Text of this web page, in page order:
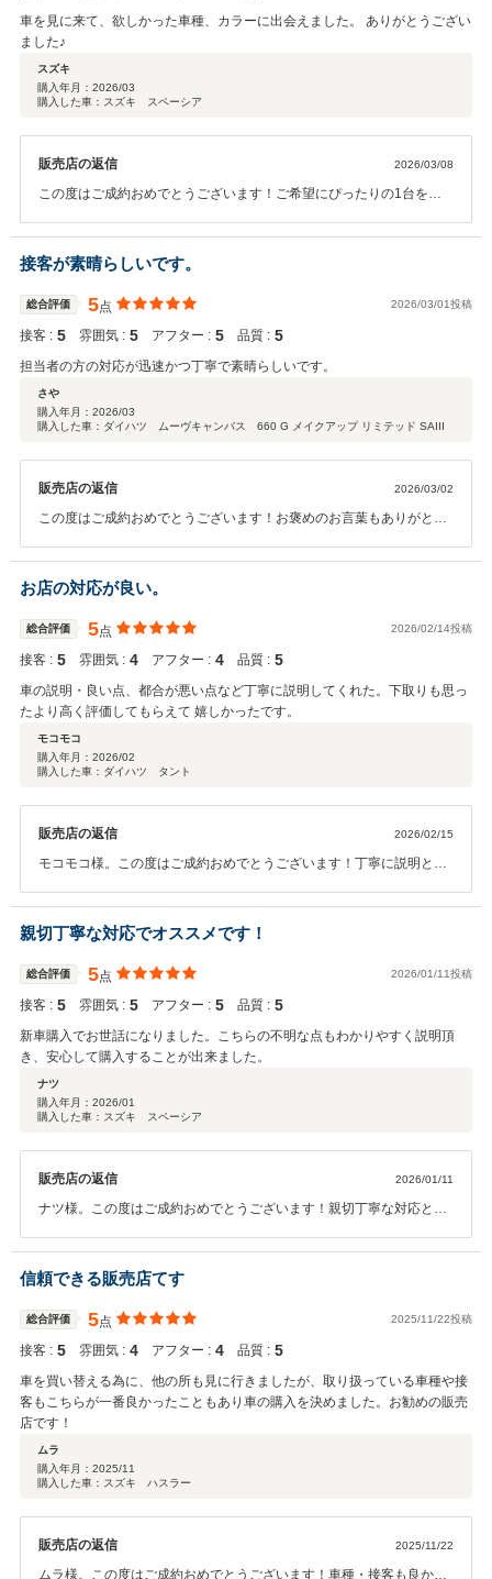
車を見に来て、欲しかった車種、カラーに出会えました。 ありがとうござい
ました♪
スズキ
購入年月： 2026/03
購入した車：スズキ スペーシア
販売店の返信 2026/03/08
この度はご成約おめでとうございます！ご希望にぴったりの1台をご
車検・点検・オイル交換等も行っていますので、長いお付き合いをよ
ろしくお願いします！
接客が素晴らしいです。
総合評価 5点 2026/03/01投稿
接客 : 5 雰囲気 : 5 アフター : 5 品質 : 5
担当者の方の対応が迅速かつ丁寧で素晴らしいです。
さや
購入年月： 2026/03
購入した車：ダイハツ ムーヴキャンバス 660 G メイクアップ リミテッド SAIII
販売店の返信 2026/03/02
この度はご成約おめでとうございます！お褒めのお言葉もありがとう
す！アフターサービスに関しても向かいの本社工場にて車検・点検・
オイル交換等行ってますので長いお付き合いをよろしくお願いしま
お店の対応が良い。
総合評価 5点 2026/02/14投稿
接客 : 5 雰囲気 : 4 アフター : 4 品質 : 5
車の説明・良い点、都合が悪い点など丁寧に説明してくれた。下取りも思っ
たより高く評価してもらえて 嬉しかったです。
モコモコ
購入年月： 2026/02
購入した車：ダイハツ タント
販売店の返信 2026/02/15
モコモコ様。この度はご成約おめでとうございます！丁寧に説明とお
思います！向かいの本社工場にて車検やオイル交換等も行っておりま
すので、引き続き永いお付き合いをよろしくお願いします！
親切丁寧な対応でオススメです！
総合評価 5点 2026/01/11投稿
接客 : 5 雰囲気 : 5 アフター : 5 品質 : 5
新車購入でお世話になりました。こちらの不明な点もわかりやすく説明頂
き、安心して購入することが出来ました。
ナツ
購入年月： 2026/01
購入した車：スズキ スペーシア
販売店の返信 2026/01/11
ナツ様。この度はご成約おめでとうございます！親切丁寧な対応とお
でしたので、少しでも安心して購入して頂けて嬉しく思います！向か
いの本社工場にて車検・点検・オイル交換等しておりますので永いお
付き合いをぜひよろしくお願いいたします。
信頼できる販売店てす
総合評価 5点 2025/11/22投稿
接客 : 5 雰囲気 : 4 アフター : 4 品質 : 5
車を買い替える為に、他の所も見に行きましたが、取り扱っている車種や接
客もこちらが一番良かったこともあり車の購入を決めました。お勧めの販売
店です！
ムラ
購入年月： 2025/11
購入した車：スズキ ハスラー
販売店の返信 2025/11/22
ムラ様。この度はご成約おめでとうございます！車種・接客も良かっ